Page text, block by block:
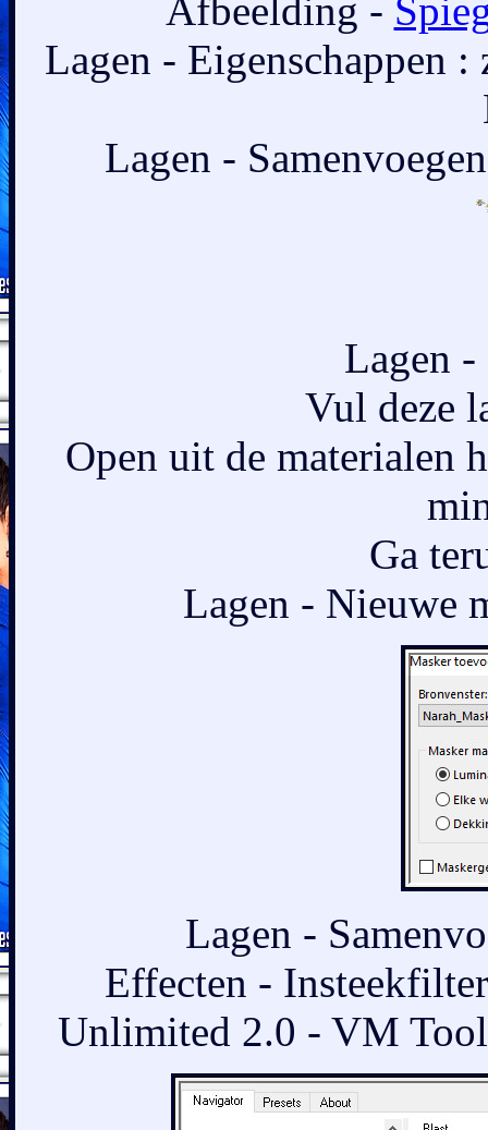
Afbeelding -
Lagen - Eigenschappen :
Lagen -
Lagen -
Vul deze
Open uit de materialen
Ga
Lagen - Nieuwe
Lagen -
Effecten -
Unlimited 2.0 - VM